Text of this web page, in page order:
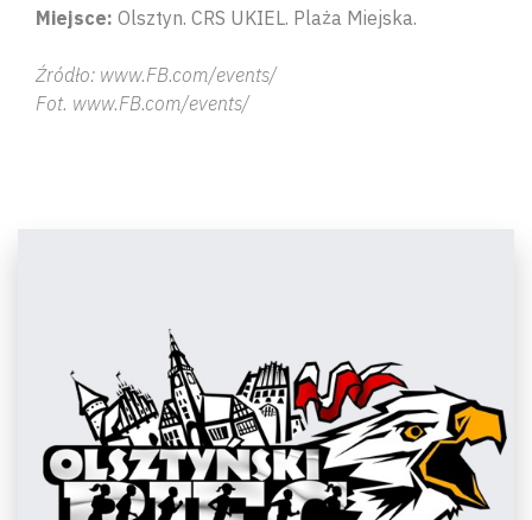
Miejsce: Olsztyn. CRS UKIEL. Plaża Miejska.
Źródło: www.FB.com/events/
Fot. www.FB.com/events/